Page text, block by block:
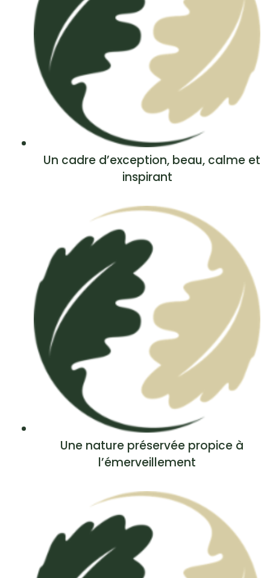
Un cadre d’exception, beau, calme et
inspirant
Une nature préservée propice à
l’émerveillement